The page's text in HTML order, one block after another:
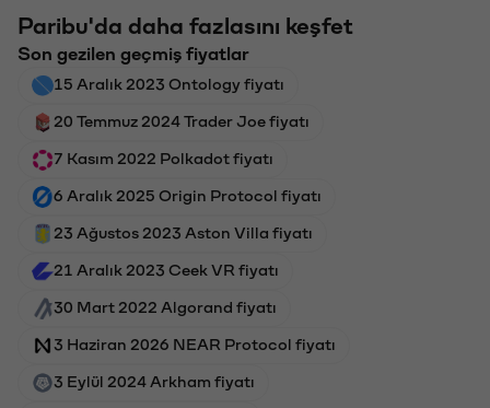
Paribu'da daha fazlasını keşfet
Son gezilen geçmiş fiyatlar
15 Aralık 2023 Ontology fiyatı
20 Temmuz 2024 Trader Joe fiyatı
7 Kasım 2022 Polkadot fiyatı
6 Aralık 2025 Origin Protocol fiyatı
23 Ağustos 2023 Aston Villa fiyatı
21 Aralık 2023 Ceek VR fiyatı
30 Mart 2022 Algorand fiyatı
3 Haziran 2026 NEAR Protocol fiyatı
3 Eylül 2024 Arkham fiyatı